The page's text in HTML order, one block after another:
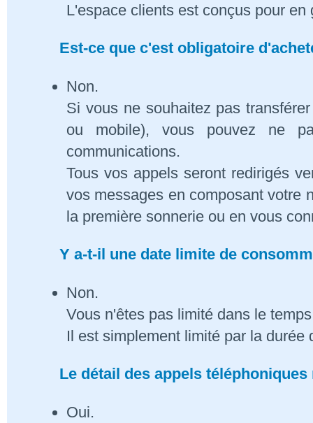
L'espace clients est conçus pour
Est-ce que c'est obligatoire
Non.
Si vous ne souhaitez pas
ou mobile), vous pouvez ne
communications.
Tous vos appels seront redirigés
vos messages en composant votre
la première sonnerie ou en vous
Y a-t-il une date limite de
Non.
Vous n'êtes pas limité dans le
Il est simplement limité par la durée
Le détail des appels
Oui.